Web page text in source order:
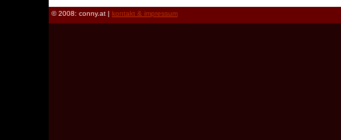
© 2008: conny.at | kontakt & impressum